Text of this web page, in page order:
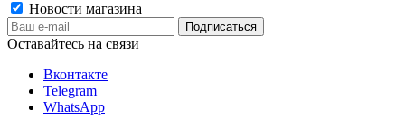
Новости магазина
Оставайтесь на связи
Вконтакте
Telegram
WhatsApp